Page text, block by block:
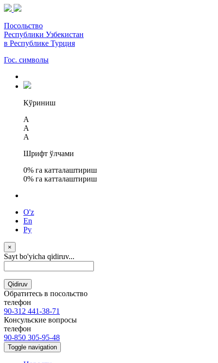
Посольство
Республики Узбекистан
в Республике Турция
Гос. символы
Кўриниш
A
A
A
Шрифт ўлчами
0% га катталаштириш
0% га катталаштириш
O'z
En
Ру
×
Sayt bo'yicha qidiruv...
Qidiruv
Обратитесь в посольство
телефон
90-312 441-38-71
Консульские вопросы
телефон
90-850 305-95-48
Toggle navigation